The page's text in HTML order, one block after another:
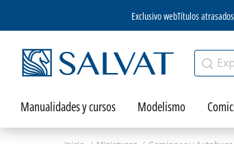
Exclusivo webTítulos atrasados
Manualidades y cursos Modelismo